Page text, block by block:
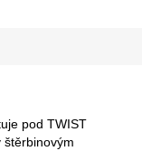
pod TWIST